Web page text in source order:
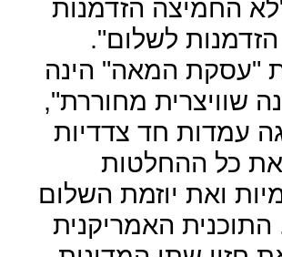
החמיצה הזדמנות
לשלום".
"עסקת המאה" הינה
שוויצרית מחוררת",
עמדות חד צדדיות
את כל ההחלטות
ואת יוזמת השלום
האמריקנית